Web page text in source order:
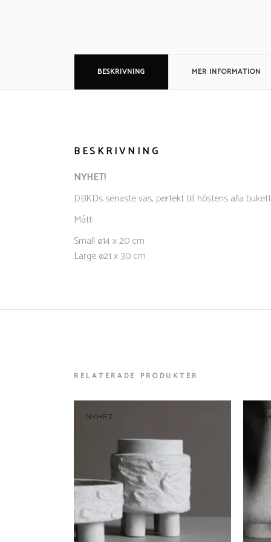
BESKRIVNING MER INFORMATION
BESKRIVNING
NYHET!
DBKDs senaste vas, perfekt till höstens alla
Mått:
Small ø14 x 20 cm
Large ø21 x 30 cm
RELATERADE PRODUKTER
NYHET